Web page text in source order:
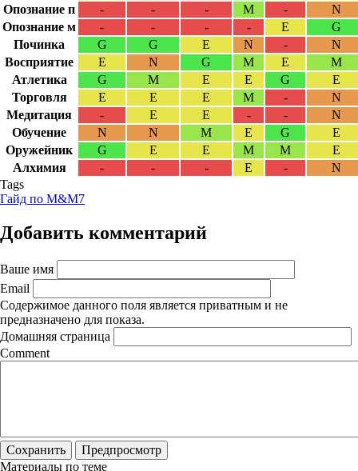
Опознание п
- - - M -
N
Опознание м
- - - - E
G
Починка
G G E N -
N
Восприятие
E N G M E
M
Атлетика
G M E E G
E
Торговля
E E E M -
N
Медитация
- E E - -
N
Обучение
N N M E G
E
Оружейник
G E E M M
E
Алхимия
- - - E -
N
Tags
Гайд по M&M7
Добавить комментарий
Ваше имя
Email
Содержимое данного поля является приватным и не
предназначено для показа.
Домашняя страница
Comment
Материалы по теме